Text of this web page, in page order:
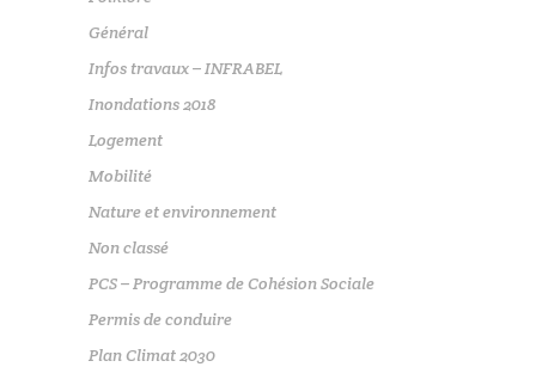
Général
Infos travaux – INFRABEL
Inondations 2018
Logement
Mobilité
Nature et environnement
Non classé
PCS – Programme de Cohésion Sociale
Permis de conduire
Plan Climat 2030